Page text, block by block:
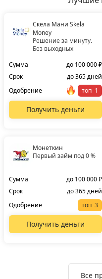
Скела Мани Skela
Money
Решение за минуту.
Без выходных
Сумма
до 100 000 ₽
Срок
до 365 дней
Одобрение
топ
Получить деньги
Монеткин
Первый займ под 0 %
Сумма
до 100 000 ₽
Срок
до 365 дней
Одобрение
топ
Получить деньги
Все